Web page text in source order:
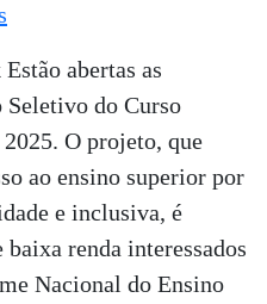
abertas as
Seletivo do Curso
O projeto, que
ao ensino superior por
e inclusiva, é
renda interessados
Nacional do Ensino